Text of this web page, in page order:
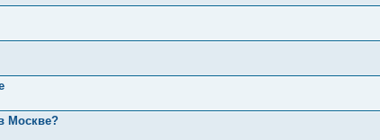
Москве?